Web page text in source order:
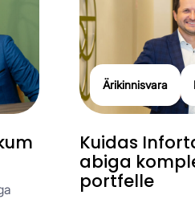
Ärikinnisvara
Kuidas
abiga
portfelle